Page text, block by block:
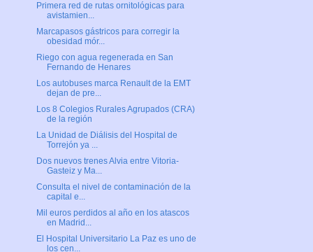
Primera red de rutas ornitológicas para
avistamien...
Marcapasos gástricos para corregir la
obesidad mór...
Riego con agua regenerada en San
Fernando de Henares
Los autobuses marca Renault de la EMT
dejan de pre...
Los 8 Colegios Rurales Agrupados (CRA)
de la región
La Unidad de Diálisis del Hospital de
Torrejón ya ...
Dos nuevos trenes Alvia entre Vitoria-
Gasteiz y Ma...
Consulta el nivel de contaminación de la
capital e...
Mil euros perdidos al año en los atascos
en Madrid...
El Hospital Universitario La Paz es uno de
los cen...